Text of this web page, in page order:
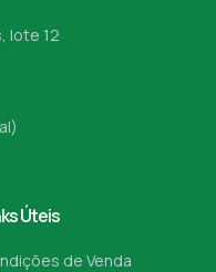
lote 12
Úteis
de Venda